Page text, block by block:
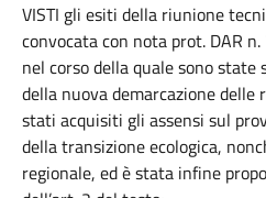
VISTI gli esiti della riunione
convocata con nota prot. DAR
nel corso della quale sono
della nuova demarcazione delle
stati acquisiti gli assensi sul
della transizione ecologica,
regionale, ed è stata infine